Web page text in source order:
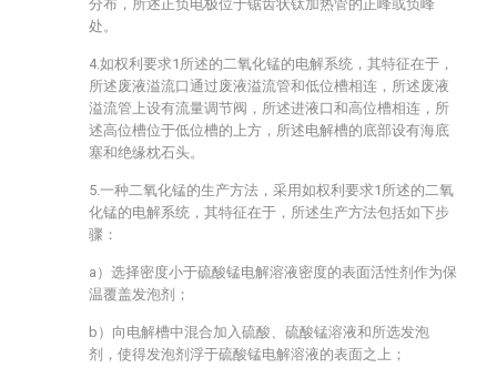
分布，所述正负电极位于锯齿状钛加热管的正峰或负峰
处。
4.如权利要求1所述的二氧化锰的电解系统，其特征在于，
所述废液溢流口通过废液溢流管和低位槽相连，所述废液
溢流管上设有流量调节阀，所述进液口和高位槽相连，所
述高位槽位于低位槽的上方，所述电解槽的底部设有海底
塞和绝缘枕石头。
5.一种二氧化锰的生产方法，采用如权利要求1所述的二氧
化锰的电解系统，其特征在于，所述生产方法包括如下步
骤：
a）选择密度小于硫酸锰电解溶液密度的表面活性剂作为保
温覆盖发泡剂；
b）向电解槽中混合加入硫酸、硫酸锰溶液和所选发泡
剂，使得发泡剂浮于硫酸锰电解溶液的表面之上；